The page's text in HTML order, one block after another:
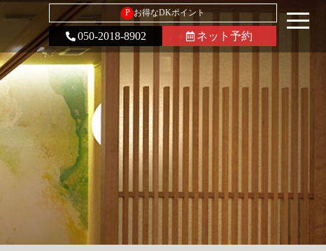
P お得なDKポイント
050-2018-8902 ネット予約